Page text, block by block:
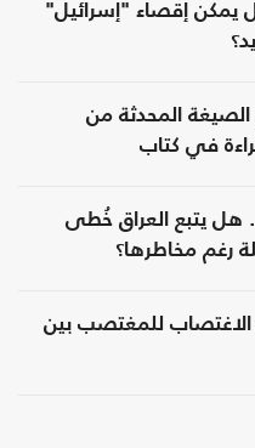
يمكن إقصاء "إسرائيل"
المحدثة من
في كتاب
يتبع العراق خُطى
رغم مخاطرها؟
الاغتصاب للمغتصب بين